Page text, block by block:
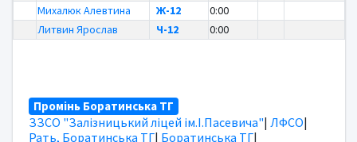
Михалюк Алевтина
Ж-12
0:00
Литвин Ярослав
Ч-12 0:00
Промінь Боратинська ТГ
ЗЗСО "Залізницький ліцей ім.І.Пасевича"| ЛФСО|
Рать, Боратинська ТГ| Боратинська ТГ|